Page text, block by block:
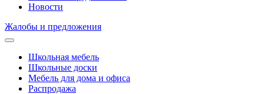
Новости
Жалобы и предложения
Школьная мебель
Школьные доски
Мебель для дома и офиса
Распродажа